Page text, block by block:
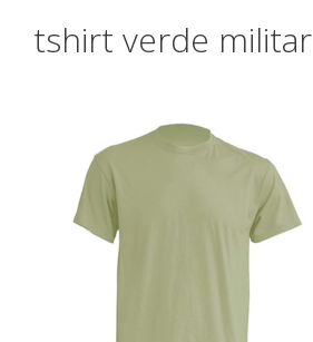
tshirt verde militar